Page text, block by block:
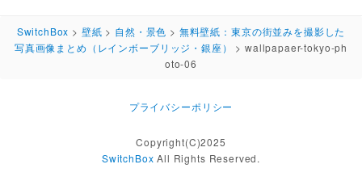
SwitchBox > 壁紙 > 自然・景色 > 無料壁紙：東京の街並みを撮影した
写真画像まとめ（レインボーブリッジ・銀座）
>wallpapaer-tokyo-ph
oto-06
プライバシーポリシー
Copyright(C)2025
SwitchBox All Rights Reserved.